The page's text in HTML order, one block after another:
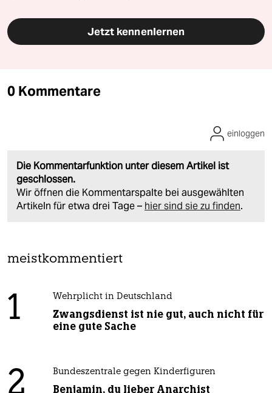
Jetzt kennenlernen
0 Kommentare
Die Kommentarfunktion unter diesem Artikel ist
geschlossen.
Wir öffnen die Kommentarspalte bei ausgewählten
Artikeln für etwa drei Tage – hier sind sie zu finden.
einloggen
meistkommentiert
1 Wehrplicht in Deutschland
Zwangsdienst ist nie gut, auch nicht für
eine gute Sache
2 Bundeszentrale gegen Kinderfiguren
Benjamin, du lieber Anarchist